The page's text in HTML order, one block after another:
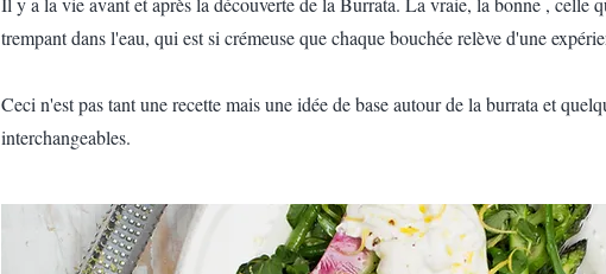
trempant dans l'eau, qui est si crémeuse que chaque bouchée relève d'une
Ceci n'est pas tant une recette mais une idée de base autour de la burrata et
interchangeables.